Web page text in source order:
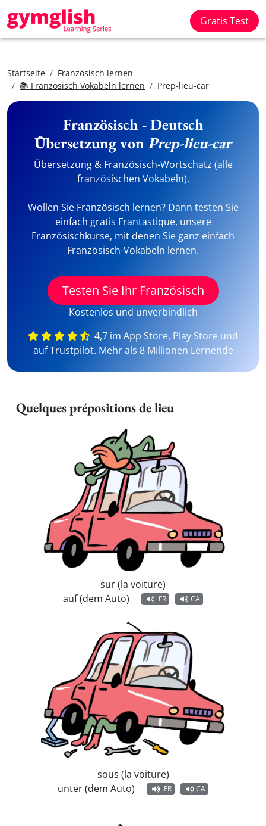
Gratis Test
Startseite
Französisch lernen
📚 Französisch Vokabeln lernen
Prep-lieu-car
Französisch - Deutsch
Übersetzung vonPrep-lieu-car
Übersetzung & Französisch-Wortschatz (alle
französischen Vokabeln).
Wollen Sie Französisch lernen? Dann testen Sie
einfach gratis Frantastique, unsere
Französischkurse, mit denen Sie ganz einfach
Französisch-Vokabeln lernen.
Testen Sie Ihr Französisch
Kostenlos und unverbindlich
4,7 im App Store, Play Store und
auf Trustpilot. Mehr als 8 Millionen Lernende
Quelques prépositions de lieu
sur (la voiture)
auf (dem Auto)
FR CA
sous (la voiture)
unter (dem Auto)
FR CA